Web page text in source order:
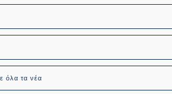
όλα τα νέα